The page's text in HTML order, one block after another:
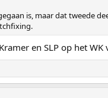
is, maar dat tweede
en SLP op het WK